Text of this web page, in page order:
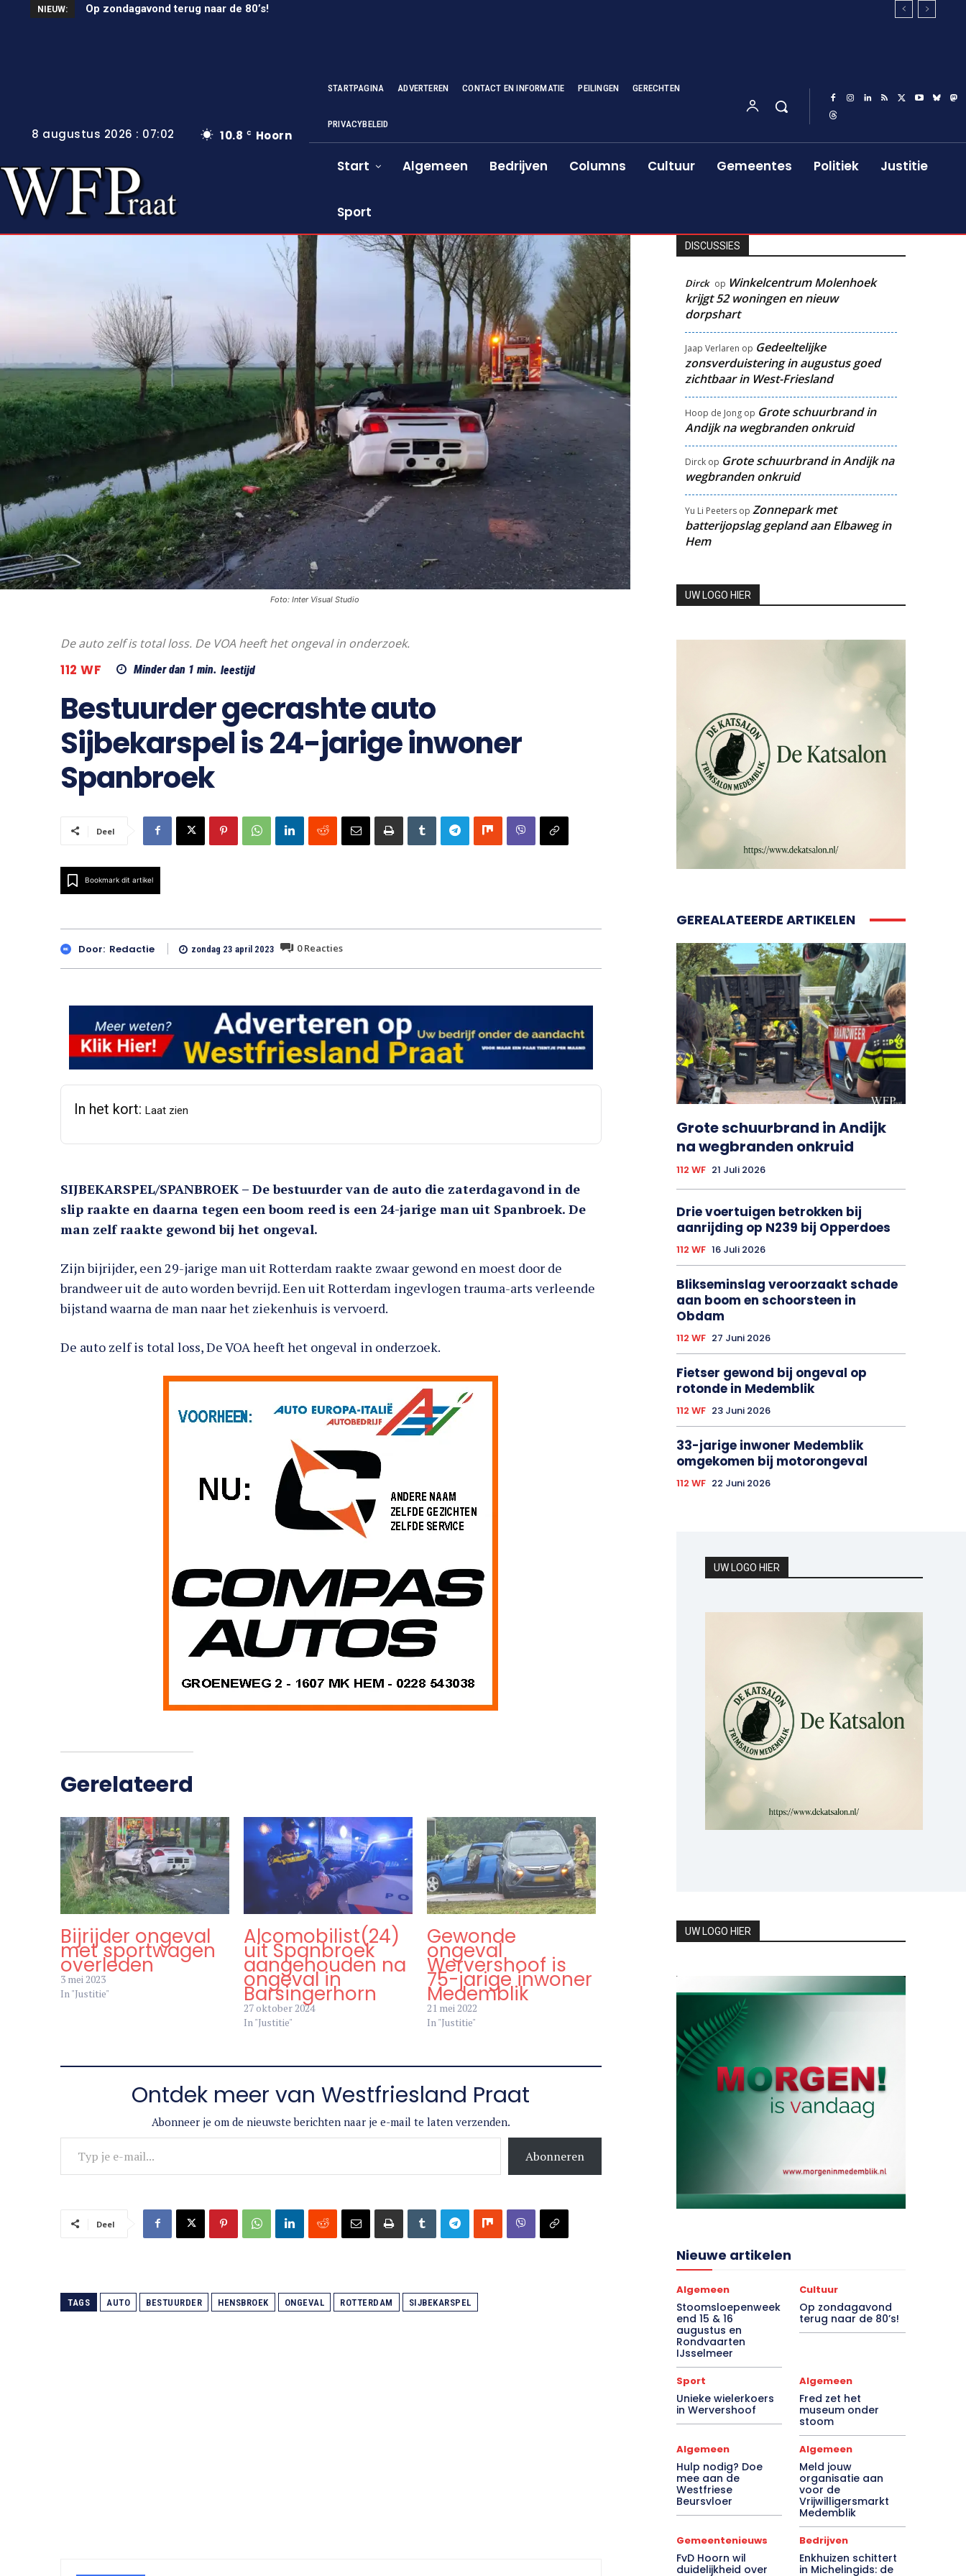
NIEUW: Op zondagavond terug naar de 80’s!
Unieke wielerkoers in Wervershoof
10.8 C Hoorn
8 augustus 2026 : 07:02
STARTPAGINA ADVERTEREN CONTACT EN INFORMATIE PEILINGEN GERECHTEN
PRIVACYBELEID
Start Algemeen Bedrijven Columns Cultuur Gemeentes Politiek Justitie
Sport
Foto: Inter Visual Studio
De auto zelf is total loss. De VOA heeft het ongeval in onderzoek.
112 WF Minder dan 1 min. leestijd
Bestuurder gecrashte auto
Sijbekarspel is 24-jarige inwoner
Spanbroek
Deel
Bookmark dit artikel
Door: Redactie zondag 23 april 2023 0Reacties
In het kort: Laat zien
SIJBEKARSPEL/SPANBROEK – De bestuurder van de auto die zaterdagavond in de
slip raakte en daarna tegen een boom reed is een 24-jarige man uit Spanbroek. De
man zelf raakte gewond bij het ongeval.
Zijn bijrijder, een 29-jarige man uit Rotterdam raakte zwaar gewond en moest door de
brandweer uit de auto worden bevrijd. Een uit Rotterdam ingevlogen trauma-arts verleende
bijstand waarna de man naar het ziekenhuis is vervoerd.
De auto zelf is total loss, De VOA heeft het ongeval in onderzoek.
Gerelateerd
Bijrijder ongeval
met sportwagen
overleden
3 mei 2023
In "Justitie"
Alcomobilist(24)
uit Spanbroek
aangehouden na
ongeval in
Barsingerhorn
27 oktober 2024
In "Justitie"
Gewonde
ongeval
Wervershoof is
75-jarige inwoner
Medemblik
21 mei 2022
In "Justitie"
Ontdek meer van Westfriesland Praat
Abonneer je om de nieuwste berichten naar je e-mail te laten verzenden.
Abonneren
TAGS AUTO BESTUURDER HENSBROEK ONGEVAL ROTTERDAM SIJBEKARSPEL
DISCUSSIES
Dirck op Winkelcentrum Molenhoek
krijgt 52 woningen en nieuw
dorpshart
Jaap Verlaren op Gedeeltelijke
zonsverduistering in augustus goed
zichtbaar in West-Friesland
Hoop de Jongop Grote schuurbrand in
Andijk na wegbranden onkruid
Dirckop Grote schuurbrand in Andijk na
wegbranden onkruid
Yu Li Peetersop Zonnepark met
batterijopslag gepland aan Elbaweg in
Hem
UW LOGO HIER
GEREALATEERDE ARTIKELEN
Grote schuurbrand in Andijk
na wegbranden onkruid
112 WF 21 Juli 2026
Drie voertuigen betrokken bij
aanrijding op N239 bij Opperdoes
112 WF 16 Juli 2026
Blikseminslag veroorzaakt schade
aan boom en schoorsteen in
Obdam
112 WF 27 Juni 2026
Fietser gewond bij ongeval op
rotonde in Medemblik
112 WF 23 Juni 2026
33-jarige inwoner Medemblik
omgekomen bij motorongeval
112 WF 22 Juni 2026
UW LOGO HIER
UW LOGO HIER
Nieuwe artikelen
Algemeen
Stoomsloepenweek
end 15 & 16
augustus en
Rondvaarten
IJsselmeer
Cultuur
Op zondagavond
terug naar de 80’s!
Sport
Unieke wielerkoers
in Wervershoof
Algemeen
Fred zet het
museum onder
stoom
Algemeen
Hulp nodig? Doe
mee aan de
Westfriese
Beursvloer
Algemeen
Meld jouw
organisatie aan
voor de
Vrijwilligersmarkt
Medemblik
Gemeentenieuws
FvD Hoorn wil
duidelijkheid over
Bedrijven
Enkhuizen schittert
in Michelingids: de